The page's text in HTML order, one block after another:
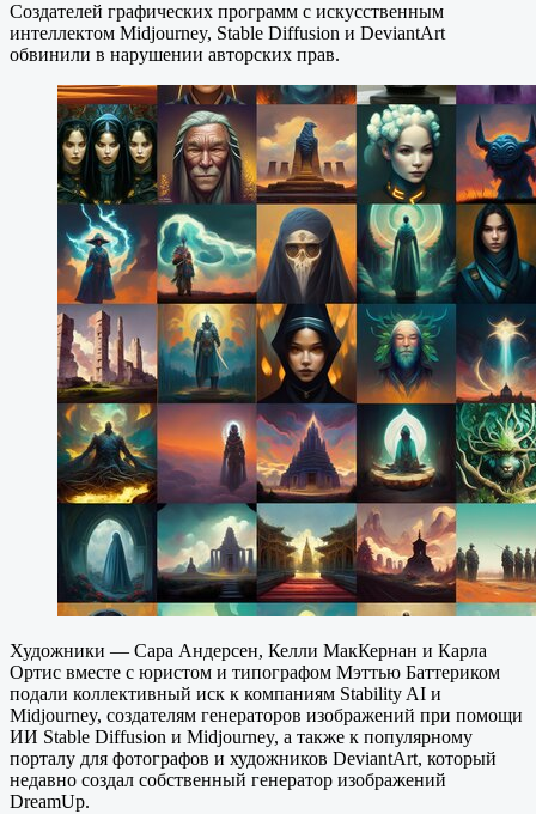
Создателей графических программ с искусственным
интеллектом Midjourney, Stable Diffusion и DeviantArt
обвинили в нарушении авторских прав.
Художники — Сара Андерсен, Келли МакКернан и Карла
Ортис вместе с юристом и типографом Мэттью Баттериком
подали коллективный иск к компаниям Stability AI и
Midjourney, создателям генераторов изображений при помощи
ИИ Stable Diffusion и Midjourney, а также к популярному
порталу для фотографов и художников DeviantArt, который
недавно создал собственный генератор изображений
DreamUp.